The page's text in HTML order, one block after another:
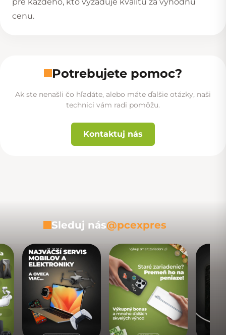
cenu.
Potrebujete pomoc?
Ak ste nenašli čo hľadáte, alebo máte ďalšie otázky, naši
technici vám radi pomôžu.
Kontaktuj nás
Sleduj nás@pcexpres